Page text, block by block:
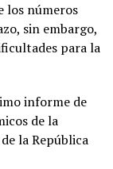
los números
sin embargo,
para la
informe de
de la
la República